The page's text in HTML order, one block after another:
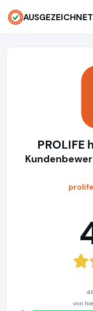
AUSGEZEICHNET
PROLIFE
von